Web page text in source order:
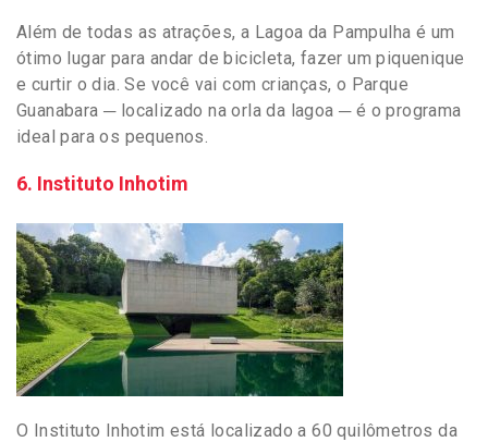
Além de todas as atrações, a Lagoa da Pampulha é um
ótimo lugar para andar de bicicleta, fazer um piquenique
e curtir o dia. Se você vai com crianças, o Parque
Guanabara ─ localizado na orla da lagoa ─ é o programa
ideal para os pequenos.
6. Instituto Inhotim
O Instituto Inhotim está localizado a 60 quilômetros da